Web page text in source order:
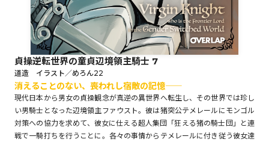
コミックガルド
コミッククリエ
貞操逆転世界の童貞辺境領主騎士 7
道造 イラスト／めろん22
消えることのない、喪われし宿敵の記憶――
現代日本から男女の貞操観念が真逆の異世界へ転生し、その世界では珍し
い男騎士となった辺境領主ファウスト。彼は猪突公テメレールにモンゴル
対策への協力を求めて、彼女に仕える超人集団「狂える猪の騎士団」と連
戦で一騎打ちを行うことに。各々の事情からテメレールに付き従う彼女達